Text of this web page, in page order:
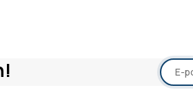
Bu ürüne ilk yorumu siz